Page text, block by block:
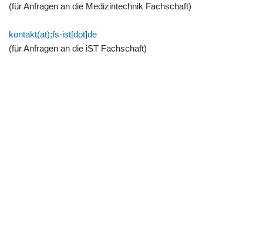
(für Anfragen an die Medizintechnik Fachschaft)
kontakt(at);fs-ist[dot]de
(für Anfragen an die iST Fachschaft)